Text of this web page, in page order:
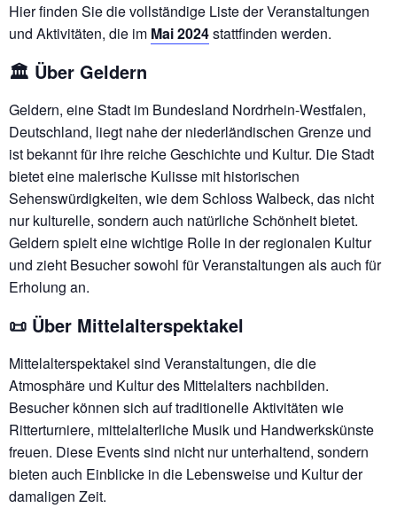
Hier finden Sie die vollständige Liste der Veranstaltungen
und Aktivitäten, die im Mai 2024stattfinden werden.
🏛️ Über Geldern
Geldern, eine Stadt im Bundesland Nordrhein-Westfalen,
Deutschland, liegt nahe der niederländischen Grenze und
ist bekannt für ihre reiche Geschichte und Kultur. Die Stadt
bietet eine malerische Kulisse mit historischen
Sehenswürdigkeiten, wie dem Schloss Walbeck, das nicht
nur kulturelle, sondern auch natürliche Schönheit bietet.
Geldern spielt eine wichtige Rolle in der regionalen Kultur
und zieht Besucher sowohl für Veranstaltungen als auch für
Erholung an.
📜 Über Mittelalterspektakel
Mittelalterspektakel sind Veranstaltungen, die die
Atmosphäre und Kultur des Mittelalters nachbilden.
Besucher können sich auf traditionelle Aktivitäten wie
Ritterturniere, mittelalterliche Musik und Handwerkskünste
freuen. Diese Events sind nicht nur unterhaltend, sondern
bieten auch Einblicke in die Lebensweise und Kultur der
damaligen Zeit.